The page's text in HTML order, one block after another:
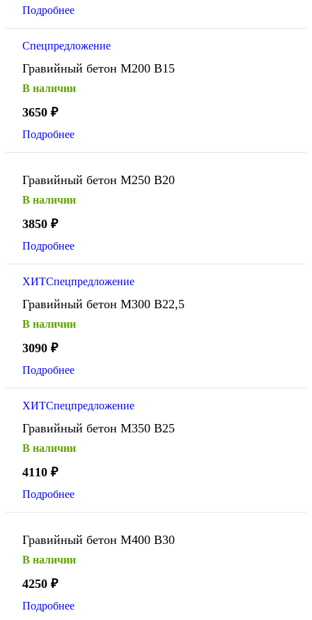
Подробнее
Спецпредложение
Гравийный бетон М200 В15
В наличии
3650 ₽
Подробнее
Гравийный бетон М250 В20
В наличии
3850 ₽
Подробнее
ХИТСпецпредложение
Гравийный бетон М300 В22,5
В наличии
3090 ₽
Подробнее
ХИТСпецпредложение
Гравийный бетон М350 В25
В наличии
4110 ₽
Подробнее
Гравийный бетон М400 В30
В наличии
4250 ₽
Подробнее